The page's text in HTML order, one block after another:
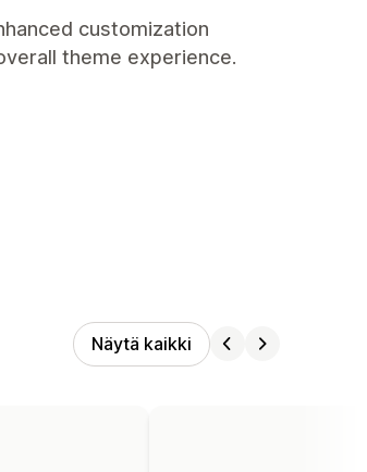
customization
theme experience.
Näytä kaikki